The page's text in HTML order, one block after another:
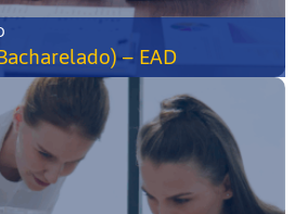
– EAD